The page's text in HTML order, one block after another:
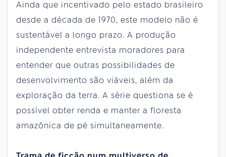
Ainda que incentivado pelo estado brasileiro
desde a década de 1970, este modelo não é
sustentável a longo prazo. A produção
independente entrevista moradores para
entender que outras possibilidades de
desenvolvimento são viáveis, além da
exploração da terra. A série questiona se é
possível obter renda e manter a floresta
amazônica de pé simultaneamente.